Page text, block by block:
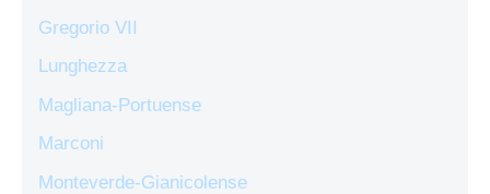
Gregorio VII
Lunghezza
Magliana-Portuense
Marconi
Monteverde-Gianicolense